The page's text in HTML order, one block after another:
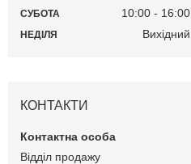
СУБОТА 10:00 16:00
НЕДІЛЯ Вихідний
КОНТАКТИ
Відділ продажу